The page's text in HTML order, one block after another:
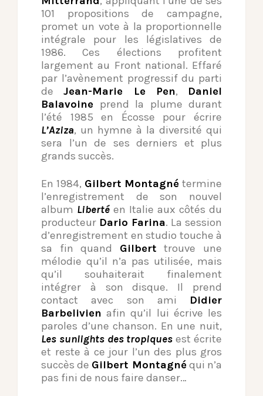
101 propositions de campagne,
promet un vote à la proportionnelle
intégrale pour les législatives de
1986. Ces élections profitent
largement au Front national. Effaré
par l’avènement progressif du parti
deJean-Marie Le Pen, Daniel
Balavoine prend la plume durant
l’été 1985 en Écosse pour écrire
L’Aziza, un hymne à la diversité qui
sera l’un de ses derniers et plus
grands succès.
En 1984, Gilbert Montagné termine
l’enregistrement de son nouvel
album Liberté en Italie aux côtés du
producteur Dario Farina. La session
d’enregistrement en studio touche à
sa fin quand Gilbert trouve une
mélodie qu’il n’a pas utilisée, mais
qu’il souhaiterait finalement
intégrer à son disque. Il prend
contact avec son ami Didier
Barbelivien afin qu’il lui écrive les
paroles d’une chanson. En une nuit,
Les sunlights des tropiques est écrite
et reste à ce jour l’un des plus gros
succès de Gilbert Montagnéqui n’a
pas fini de nous faire danser…